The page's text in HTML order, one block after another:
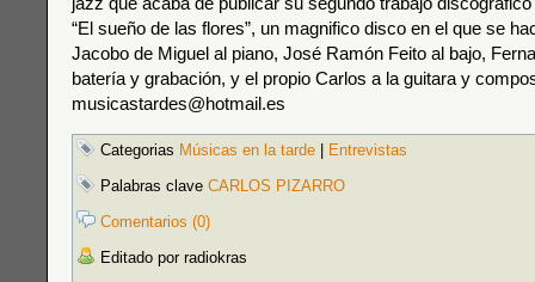
“El sueño de las flores”, un magnifico disco en el que se
Jacobo de Miguel al piano, José Ramón Feito al bajo,
batería y grabación, y el propio Carlos a la guitara y
musicastardes@hotmail.es
Categorias Músicas en la tarde
Entrevistas
Palabras clave CARLOS PIZARRO
Comentarios (0)
Editado por radiokras